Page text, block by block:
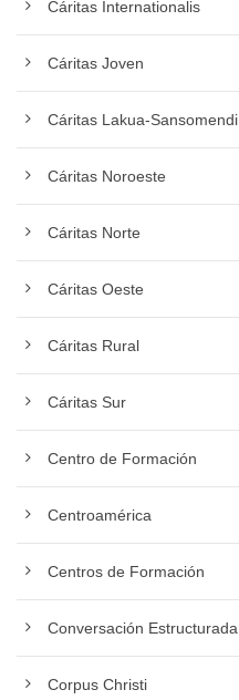
Cáritas Internationalis
Cáritas Joven
Cáritas Lakua-Sansomendi
Cáritas Noroeste
Cáritas Norte
Cáritas Oeste
Cáritas Rural
Cáritas Sur
Centro de Formación
Centroamérica
Centros de Formación
Conversación Estructurada
Corpus Christi